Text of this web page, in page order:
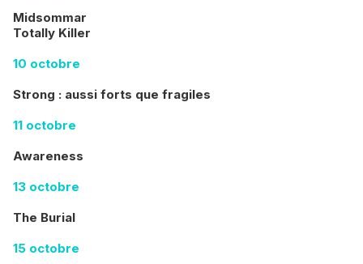
Midsommar
Totally Killer
10 octobre
Strong : aussi forts que fragiles
11 octobre
Awareness
13 octobre
The Burial
15 octobre